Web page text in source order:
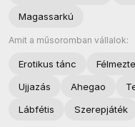
Magassarkú
Amit a műsoromban vállalok:
Erotikus tánc
Ujjazás
Ahegao
Lábfétis
Szerepjáték